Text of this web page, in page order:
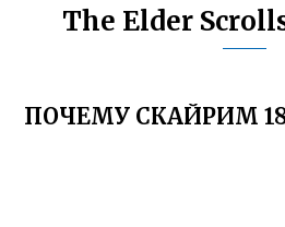
The Elder
ПОЧЕМУ СКАЙРИМ